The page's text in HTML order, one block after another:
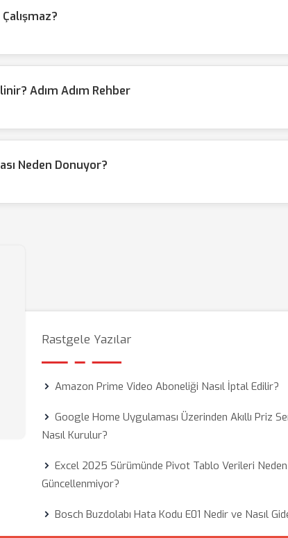
Adım Adım Rehber
Neden Donuyor?
Rastgele Yazılar
Amazon Prime Video Aboneliği Nasıl İptal Edilir?
Google Home Uygulaması Üzerinden Akıllı Priz
Nasıl Kurulur?
Excel 2025 Sürümünde Pivot Tablo Verileri Neden
Güncellenmiyor?
Bosch Buzdolabı Hata Kodu E01 Nedir ve Nasıl